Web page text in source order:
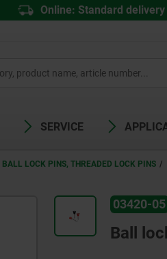
Online: Standard
SERVICE
BALL LOCK PINS, THREADED LOCK PINS
03420-05
Ball